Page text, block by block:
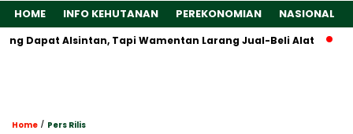
HOME INFO KEHUTANAN PEREKONOMIAN NASIONAL
Alsintan, Tapi Wamentan Larang Jual-Beli Alat Tarif
Home / Pers Rilis